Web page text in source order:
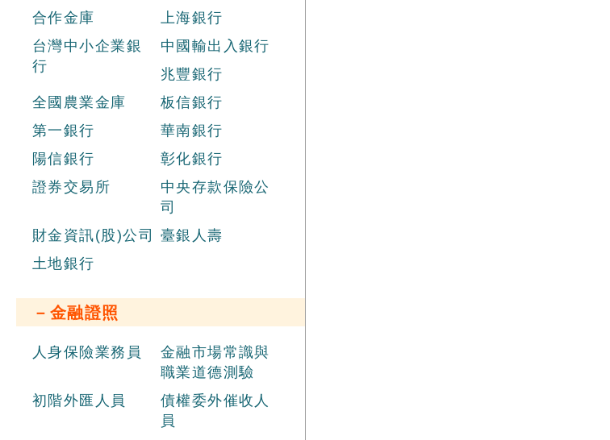
合作金庫
上海銀行
台灣中小企業銀
行
中國輸出入銀行
兆豐銀行
全國農業金庫
板信銀行
第一銀行
華南銀行
陽信銀行
彰化銀行
證券交易所
中央存款保險公
司
財金資訊(股)公司
臺銀人壽
土地銀行
－金融證照
人身保險業務員
金融市場常識與
職業道德測驗
初階外匯人員
債權委外催收人
員